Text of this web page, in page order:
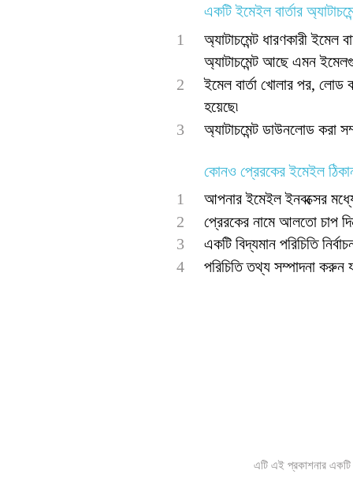
একটি ইমেইল বার্তার
1
অ্যাটাচমেন্ট ধারণকারী
অ্যাটাচমেন্ট আছে এমন
2
ইমেল বার্তা খোলার পর,
হয়েছে৷
3
অ্যাটাচমেন্ট ডাউনলোড করা
কোনও প্রেরকের ইমেইল
1
আপনার ইমেইল ইনবক্সের
2
প্রেরকের নামে আলতো চাপ
3
একটি বিদ্যমান পরিচিতি
4
পরিচিতি তথ্য সম্পাদনা
এটি এই প্রকাশনার